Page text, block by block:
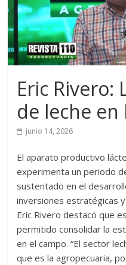
Eric Rivero:
de leche en
junio 14, 2026
El aparato productivo
experimenta un periodo
sustentado en el
inversiones estratégicas
Eric Rivero destacó que
permitido consolidar la
en el campo. “El sector
que es la agropecuaria,